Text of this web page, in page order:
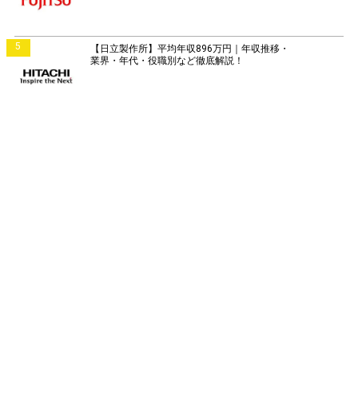
5
【日立製作所】平均年収896万円｜年収推移・
業界・年代・役職別など徹底解説！